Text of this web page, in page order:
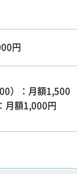
円
）：月額1,500
月額1,000円